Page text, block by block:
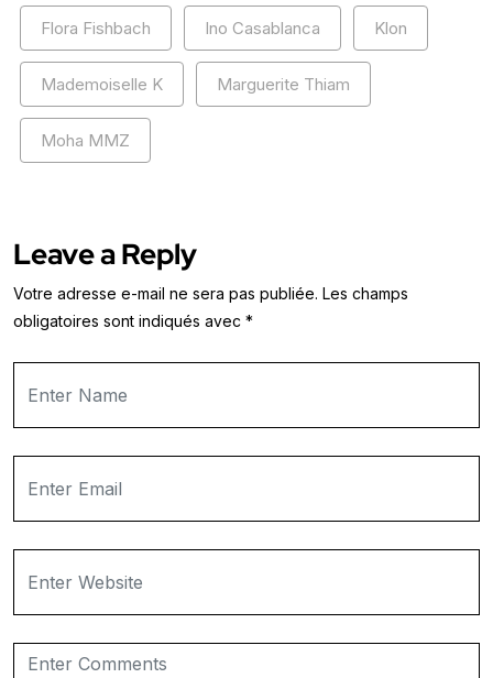
Flora Fishbach Ino Casablanca Klon
Mademoiselle K Marguerite Thiam
Moha MMZ
Leave a Reply
Votre adresse e-mail ne sera pas publiée. Les champs
obligatoires sont indiqués avec *